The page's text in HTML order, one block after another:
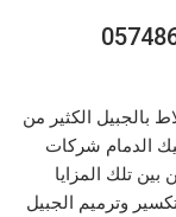
بالجبيل الكثير من
الدمام شركات
تلك المزايا
وترميم الجبيل